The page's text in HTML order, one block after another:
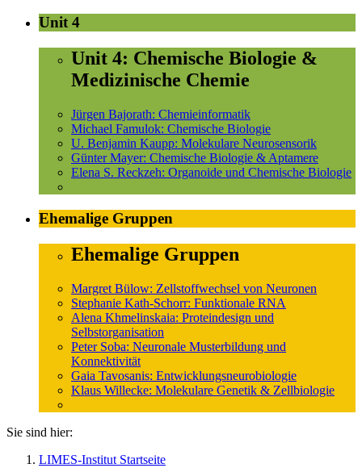
Unit 4
Unit 4: Chemische Biologie &
Medizinische Chemie
Jürgen Bajorath: Chemieinformatik
Michael Famulok: Chemische Biologie
U. Benjamin Kaupp: Molekulare Neurosensorik
Günter Mayer: Chemische Biologie & Aptamere
Elena S. Reckzeh: Organoide und Chemische Biologie
Ehemalige Gruppen
Ehemalige Gruppen
Margret Bülow: Zellstoffwechsel von Neuronen
Stephanie Kath-Schorr: Funktionale RNA
Alena Khmelinskaia: Proteindesign und
Selbstorganisation
Peter Soba: Neuronale Musterbildung und
Konnektivität
Gaia Tavosanis: Entwicklungsneurobiologie
Klaus Willecke: Molekulare Genetik & Zellbiologie
Sie sind hier:
LIMES-Institut Startseite